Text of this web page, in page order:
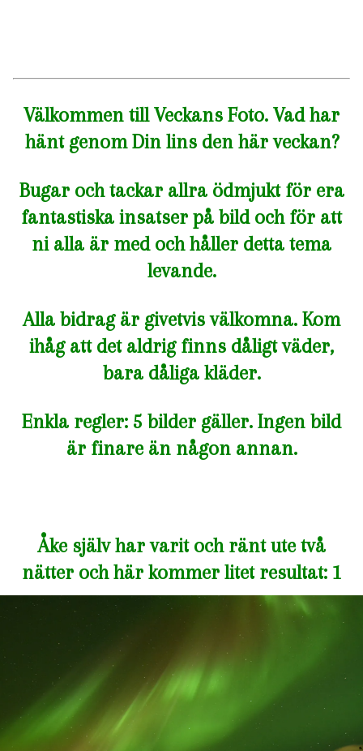
Välkommen till Veckans Foto. Vad har
hänt genom Din lins den här veckan?
Bugar och tackar allra ödmjukt för era
fantastiska insatser på bild och för att
ni alla är med och håller detta tema
levande.
Alla bidrag är givetvis välkomna. Kom
ihåg att det aldrig finns dåligt väder,
bara dåliga kläder.
Enkla regler: 5 bilder gäller. Ingen bild
är finare än någon annan.
Åke själv har varit och ränt ute två
nätter och här kommer litet resultat: 1